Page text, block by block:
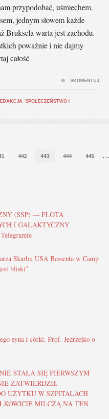
przypodobać, uśmiechem,
jednym słowem każde
Bruksela warta jest zachodu.
poważnie i nie dajmy
całość
SPOŁECZEŃSTWO I
SKOMENTUJ
442 443 444 445
(SSP) — FLOTA
I GALAKTYCZNY
Skarbu USA Bessenta w Camp
bliski”
syna i córki. Prof. Jędrzejko o
STAŁA SIĘ PIERWSZYM
ZATWIERDZIŁ
UŻYTKU W SZPITALACH
MILCZĄ NA TEN